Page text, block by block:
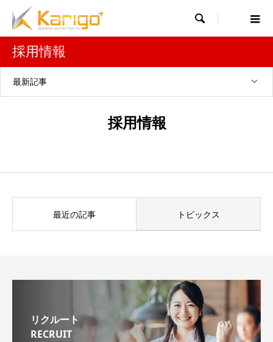

採用情報
最新記事
採用情報
最近の記事 トピックス
リクルート
RECRUIT